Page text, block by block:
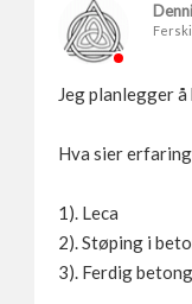
Jeg planlegger
Hva sier
1). Leca
2). Støping i
3). Ferdig